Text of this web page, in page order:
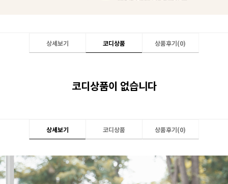
상세보기 코디상품 상품후기(0)
코디상품이 없습니다
상세보기 코디상품 상품후기(0)